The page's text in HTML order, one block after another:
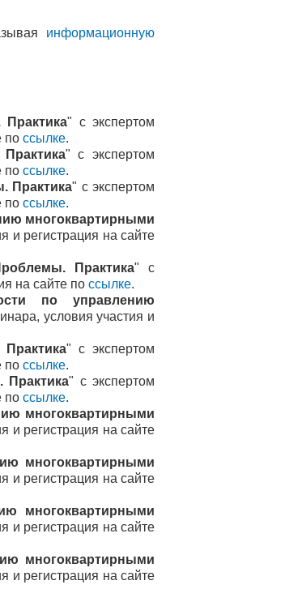
информационную
" с экспертом
по ссылке.
" с экспертом
по ссылке.
Практика" с экспертом
по ссылке.
многоквартирными
и регистрация на сайте
Практика" с
на сайте по ссылке.
по управлению
условия участия и
" с экспертом
по ссылке.
" с экспертом
по ссылке.
многоквартирными
и регистрация на сайте
многоквартирными
и регистрация на сайте
многоквартирными
и регистрация на сайте
многоквартирными
и регистрация на сайте